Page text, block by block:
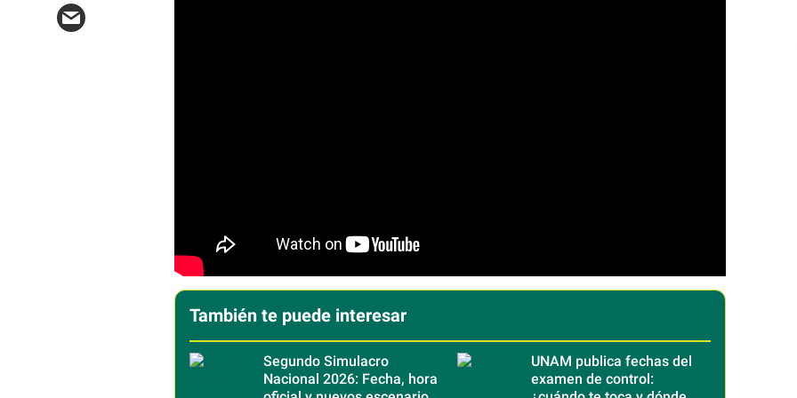
También te puede interesar
Segundo Simulacro
Nacional 2026: Fecha, hora
UNAM publica fechas del
examen de control: